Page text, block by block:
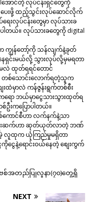
အောင်တဲ့ လုပ်ငန်းရှင်တွေကို
ပေးဖို့ ထည့်သွင်းလုပ်ဆောင်လိုက်
ေးလုပ်ငန်းတွေမှာ လုပ်သားခ
ါတယ်။ လုပ်သားခတွေကို digital
က ကျွန်တော့်ကို သန်လျက်နဲ့ခုတ်
ေရှင်းမယ်လို့ သွားလုပ်လို့မှမရတာ
လဲ ထုတ်ရရင်တောင်
မှ တစ်သောင်းလောက်ရတဲ့သူက
းထဲမှာလဲ ကန်ဇွန်းရွက်တစ်စီး
ရော ဘယ်မှာငွေသားသွားထုတ်ရ
းကပြောပါတယ်။
ကောင်စီဟာ လက်နက်နဲ့သာ
ကျိုးဆက်ဟာ ဆုတ်ယုတ်လာတဲ့ ဘဏ်
ေမဲ့ လူထုက ယုံကြည်မှုမရှိတာ
ကိုငွေနဲ့ရောင်းဝယ်နေတဲ့ စျေးကွက်
အတည်ပြုလူနာ(၇၀​)တွေ့ရှိ
NEXT